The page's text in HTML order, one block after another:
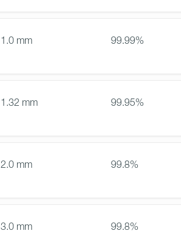
1.0 mm 99.99%
1.32 mm 99.95%
2.0 mm 99.8%
3.0 mm 99.8%